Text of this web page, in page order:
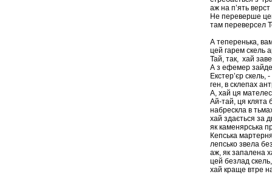
аж на п’ять
Не переверше
там переверсел
А теперенька,
цей гарем скель
Тай, так, хай
А з ефемер
Екстер’єр скель,
ген, в склепах
А, хай ця
Ай-тай, ця клята
набрескла в
хай здається за
як каменярська
Кепська
лепсько звела
аж, як запалена
цей безлад скель,
хай краще втре